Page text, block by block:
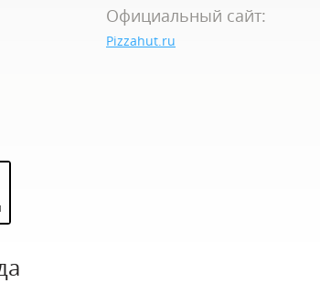
Официальный сайт:
Pizzahut.ru